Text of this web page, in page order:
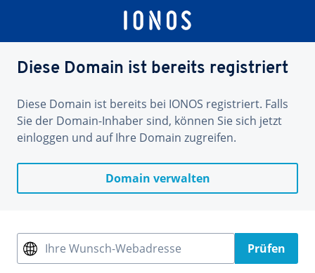
Diese Domain ist bereits registriert
Diese Domain ist bereits bei IONOS registriert. Falls
Sie der Domain-Inhaber sind, können Sie sich jetzt
einloggen und auf Ihre Domain zugreifen.
Domain verwalten
Ihre Wunsch-Webadresse Prüfen